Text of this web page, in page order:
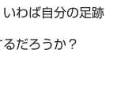
わば自分の足跡
だろうか？